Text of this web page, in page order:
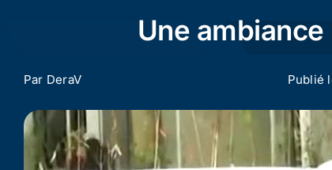
Une
Par DeraV Publié